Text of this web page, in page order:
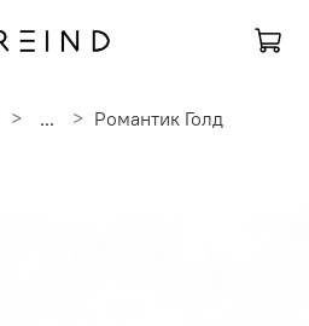
... Романтик Голд